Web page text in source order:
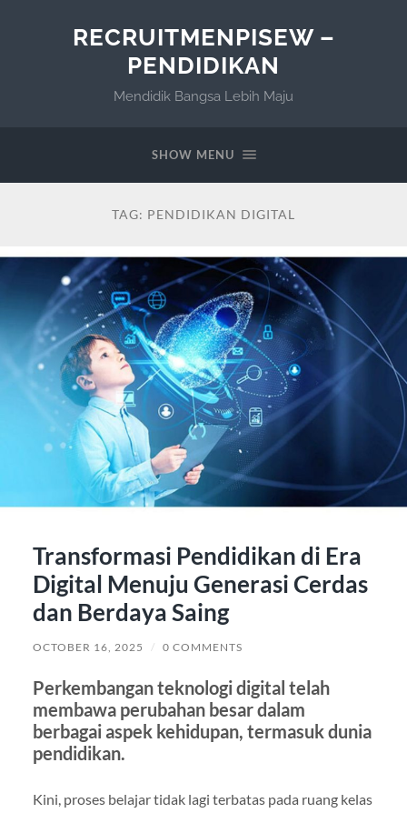
RECRUITMENPISEW –
PENDIDIKAN
Mendidik Bangsa Lebih Maju
SHOW MENU
TAG: PENDIDIKAN DIGITAL
Transformasi Pendidikan di Era
Digital Menuju Generasi Cerdas
dan Berdaya Saing
OCTOBER 16, 2025 / 0 COMMENTS
Perkembangan teknologi digital telah
membawa perubahan besar dalam
berbagai aspek kehidupan, termasuk dunia
pendidikan.
Kini, proses belajar tidak lagi terbatas pada ruang kelas